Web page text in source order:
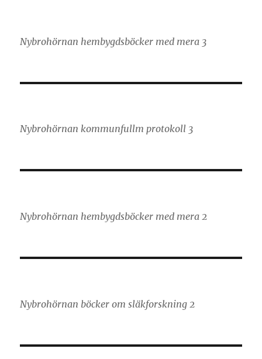
Nybrohörnan hembygdsböcker med mera 3
Nybrohörnan kommunfullm protokoll 3
Nybrohörnan hembygdsböcker med mera 2
Nybrohörnan böcker om släkforskning 2